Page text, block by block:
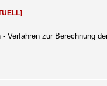
Verfahren zur Berechnung